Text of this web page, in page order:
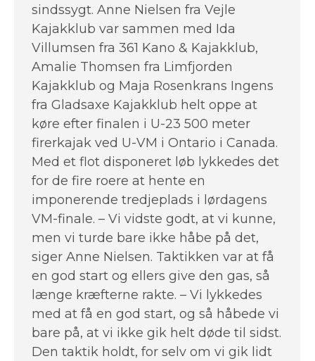
sindssygt. Anne Nielsen fra Vejle
Kajakklub var sammen med Ida
Villumsen fra 361 Kano & Kajakklub,
Amalie Thomsen fra Limfjorden
Kajakklub og Maja Rosenkrans Ingens
fra Gladsaxe Kajakklub helt oppe at
køre efter finalen i U-23 500 meter
firerkajak ved U-VM i Ontario i Canada.
Med et flot disponeret løb lykkedes det
for de fire roere at hente en
imponerende tredjeplads i lørdagens
VM-finale. – Vi vidste godt, at vi kunne,
men vi turde bare ikke håbe på det,
siger Anne Nielsen. Taktikken var at få
en god start og ellers give den gas, så
længe kræfterne rakte. – Vi lykkedes
med at få en god start, og så håbede vi
bare på, at vi ikke gik helt døde til sidst.
Den taktik holdt, for selv om vi gik lidt